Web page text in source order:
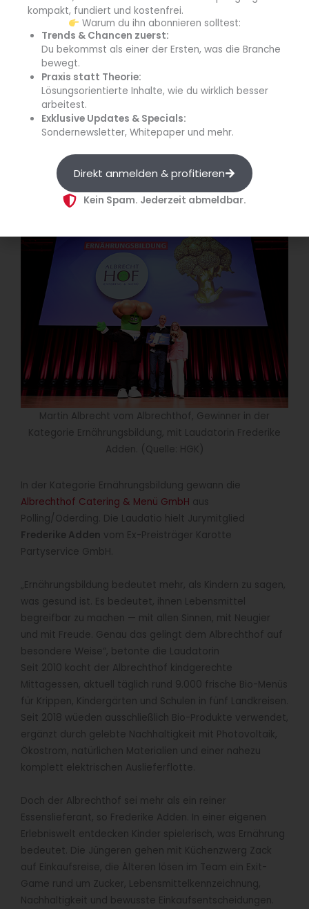
„Ernährungsbildung bedeutet mehr,
als Kindern zu sagen, was gesund ist.
Es bedeutet, ihnen Lebensmittel
begreifbar zu machen — mit allen
Sinnen, mit Neugier und mit Freude.
Genau das gelingt dem Albrechthof
auf besondere Weise.“
Frederike Adden, Karotte Partyservice
GmbH.
Martin Albrecht vom Albrechthof, Gewinner in der
Kategorie Ernährungsbildung, mit Laudatorin Frederike
Adden. (Quelle: HGK)
In der Kategorie Ernährungsbildung gewann die
Albrechthof Catering & Menü GmbH aus
Polling/Oderding. Die Laudatio hielt Jurymitglied
Frederike Adden vom Ex-Preisträger Karotte
Partyservice GmbH.
„Ernährungsbildung bedeutet mehr, als Kindern zu sagen,
was gesund ist. Es bedeutet, ihnen Lebensmittel
begreifbar zu machen — mit allen Sinnen, mit Neugier
und mit Freude. Genau das gelingt dem Albrechthof auf
besondere Weise“, betonte die Laudatorin
Seit 2010 kocht der Albrechthof kindgerechte
Mittagessen, aktuell täglich rund 9.000 frische Bio-Menüs
für Krippen, Kindergärten und Schulen in fünf Landkreisen.
Seit 2018 wüeden ausschließlich Bio-Produkte verwendet,
ergänzt durch gelebte Nachhaltigkeit mit Photovoltaik,
Ökostrom, natürlichen Materialien und einer nahezu
komplett elektrischen Auslieferflotte.
Doch der Albrechthof sei mehr als ein reiner
Essenslieferant, so Frederike Adden. In einer eigenen
Erlebniswelt entdecken Kinder spielerisch, was Ernährung
bedeutet. Die Jüngeren gehen mit Küchenzwerg Zack
auf Einkaufsreise, die Älteren lösen im Team ein Exit-
Game rund um Zucker, Lebensmittelkennzeichnung,
Nachhaltigkeit und bewusste Einkaufsentscheidungen.
kompakt, fundiert und kostenfrei.
Warum du ihn abonnieren solltest:
Trends & Chancen zuerst:
Du bekommst als einer der Ersten, was die Branche
bewegt.
Praxis statt Theorie:
Lösungsorientierte Inhalte, wie du wirklich besser
arbeitest.
Exklusive Updates & Specials:
Sondernewsletter, Whitepaper und mehr.
Direkt anmelden & profitieren
Kein Spam. Jederzeit abmeldbar.